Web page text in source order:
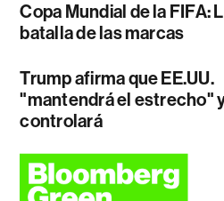
Copa Mundial de la FIFA:
batalla de las marcas
Trump afirma que EE.UU.
"mantendrá el estrecho"
controlará